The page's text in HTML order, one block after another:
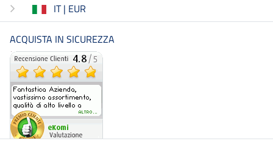
IT | EUR
ACQUISTA IN SICUREZZA